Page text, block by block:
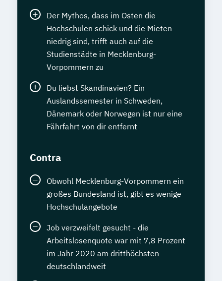
Der Mythos, dass im Osten die
Hochschulen schick und die Mieten
niedrig sind, trifft auch auf die
Studienstädte in Mecklenburg-
Vorpommern zu
Du liebst Skandinavien? Ein
Auslandssemester in Schweden,
Dänemark oder Norwegen ist nur eine
Fährfahrt von dir entfernt
Contra
Obwohl Mecklenburg-Vorpommern ein
großes Bundesland ist, gibt es wenige
Hochschulangebote
Job verzweifelt gesucht - die
Arbeitslosenquote war mit 7,8 Prozent
im Jahr 2020 am dritthöchsten
deutschlandweit